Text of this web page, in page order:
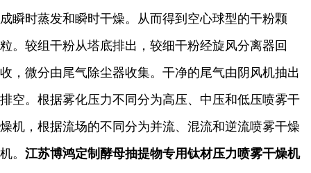
成瞬时蒸发和瞬时干燥。从而得到空心球型的干粉颗
粒。较组干粉从塔底排出，较细干粉经旋风分离器回
收，微分由尾气除尘器收集。干净的尾气由阴风机抽出
排空。根据雾化压力不同分为高压、中压和低压喷雾干
燥机，根据流场的不同分为并流、混流和逆流喷雾干燥
机。 江苏博鸿定制酵母抽提物专用钛材压力喷雾干燥机